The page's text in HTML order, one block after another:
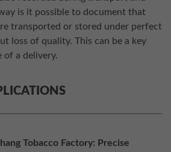
is it possible to document that
transported or stored under perfect
loss of quality. This can be a key
of a delivery.
Tobacco Factory: Precise